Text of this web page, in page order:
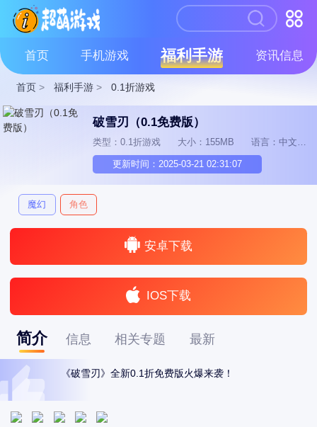
首页 手机游戏 福利手游 资讯信息
首页 > 福利手游 > 0.1折游戏
破雪刃（0.1免费版）
类型：0.1折游戏 大小：155MB 语言：中文
更新时间：2025-03-21 02:31:07
魔幻 角色
安卓下载
IOS下载
简介 信息 相关专题 最新
《破雪刃》全新0.1折免费版火爆来袭！